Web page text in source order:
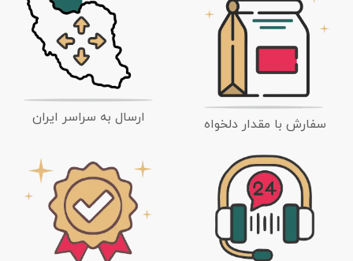
سفارش با مقدار دلخواه ارسال به سراسر ایران